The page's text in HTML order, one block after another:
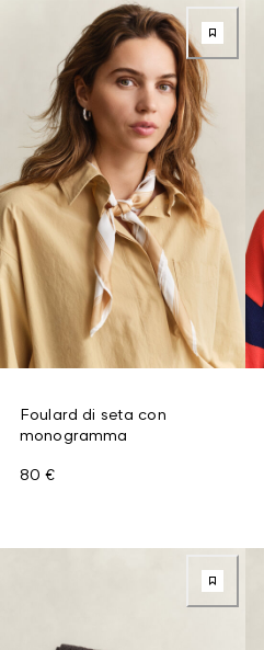
Foulard di seta con
monogramma
80 €